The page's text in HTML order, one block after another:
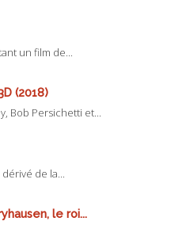
un film de...
(2018)
Bob Persichetti et...
de la...
le roi...